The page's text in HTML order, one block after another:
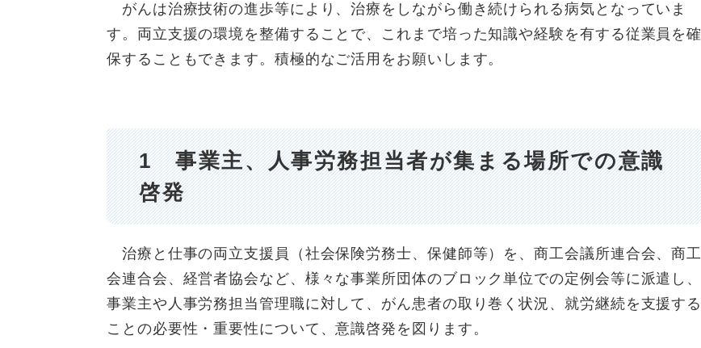
がんは治療技術の進歩等により、治療をしながら働き続けられる病気となっていま
す。両立支援の環境を整備することで、これまで培った知識や経験を有する従業員を確
保することもできます。積極的なご活用をお願いします。
1事業主、人事労務担当者が集まる場所での意識
啓発
治療と仕事の両立支援員（社会保険労務士、保健師等）を、商工会議所連合会、商工
会連合会、経営者協会など、様々な事業所団体のブロック単位での定例会等に派遣し、
事業主や人事労務担当管理職に対して、がん患者の取り巻く状況、就労継続を支援する
ことの必要性・重要性について、意識啓発を図ります。